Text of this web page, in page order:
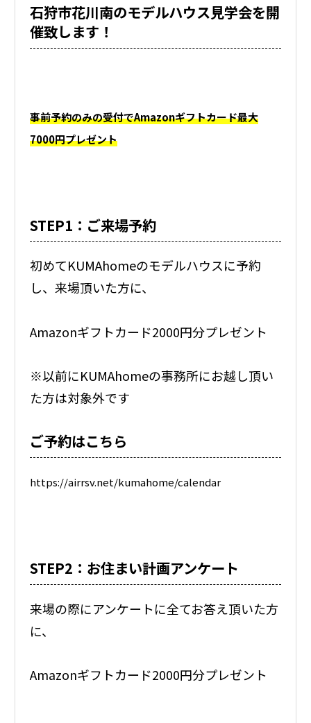
石狩市花川南のモデルハウス見学会を開
催致します！
事前予約のみの受付でAmazonギフトカード最大
7000円プレゼント
STEP1：ご来場予約
初めてKUMAhomeのモデルハウスに予約
し、来場頂いた方に、
Amazonギフトカード2000円分プレゼント
※以前にKUMAhomeの事務所にお越し頂い
た方は対象外です
ご予約はこちら
https://airrsv.net/kumahome/calendar
STEP2：お住まい計画アンケート
来場の際にアンケートに全てお答え頂いた方
に、
Amazonギフトカード2000円分プレゼント